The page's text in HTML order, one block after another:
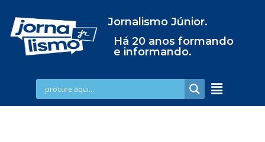
Jornalismo Júnior.
Há 20 anos formando
e informando.